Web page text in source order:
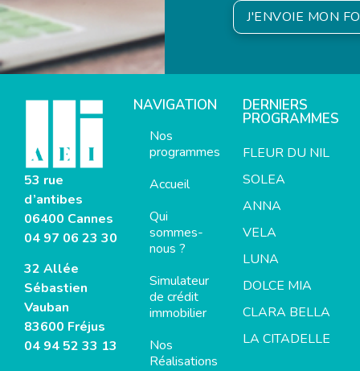
J'ENVOIE MON
53 rue
d’antibes
06400 Cannes
04 97 06 23 30
32 Allée
Sébastien
Vauban
83600 Fréjus
04 94 52 33 13
NAVIGATION
Nos
programmes
Accueil
Qui
sommes-
nous ?
Simulateur
de crédit
immobilier
Nos
Réalisations
DERNIERS
PROGRAMMES
FLEUR DU NIL
SOLEA
ANNA
VELA
LUNA
DOLCE MIA
CLARA BELLA
LA CITADELLE